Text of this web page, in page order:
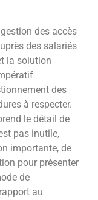
des accès
des salariés
la solution
des
à respecter.
le détail de
pas inutile,
importante, de
pour présenter
de
au